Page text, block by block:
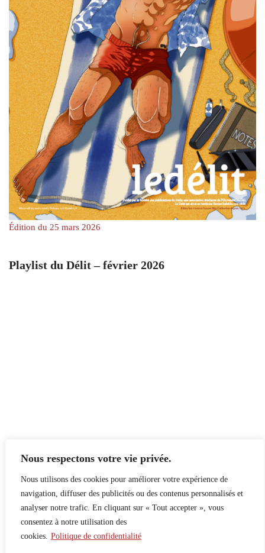
Nous respectons votre vie privée.
Nous utilisons des cookies pour améliorer votre expérience de
navigation, diffuser des publicités ou des contenus personnalisés et
analyser notre trafic. En cliquant sur « Tout accepter », vous
consentez à notre utilisation des
cookies. Politique de confidentialité
Édition du 25 mars 2026
Playlist du Délit – février 2026